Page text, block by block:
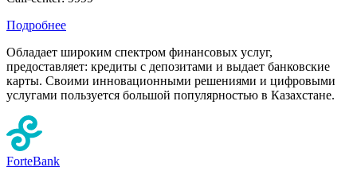
Подробнее
Обладает широким спектром финансовых услуг,
предоставляет: кредиты с депозитами и выдает банковские
карты. Своими инновационными решениями и цифровыми
услугами пользуется большой популярностью в Казахстане.
ForteBank